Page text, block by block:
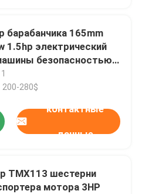
барабанчика 165mm
1.5hp электрический
безопасностью
аэропорта
200-280$
контактные
данные
TMX113 шестерни
мотора 3HP